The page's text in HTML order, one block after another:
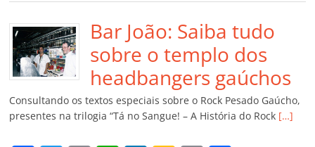
e
b
o
o
k
er l s
A
p
p
e
dI
n
gl
e
Cl
a
ss
ro
y
Li
n
k
p
ar
til
h
ar
Bar João: Saiba tudo
sobre o templo dos
headbangers gaúchos
Consultando os textos especiais sobre o Rock Pesado Gaúcho,
presentes na trilogia “Tá no Sangue! – A História do Rock […]